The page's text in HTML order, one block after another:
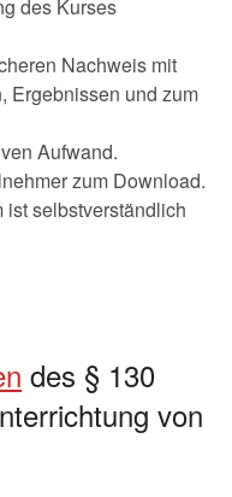
des Kurses
Nachweis mit
Ergebnissen und zum
Aufwand.
zum Download.
selbstverständlich
des § 130
von